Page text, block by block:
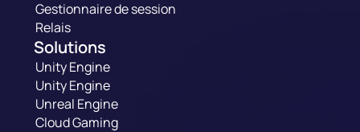
Gestionnaire de session
Relais
Solutions
Unity Engine
Unity Engine
Unreal Engine
Cloud Gaming